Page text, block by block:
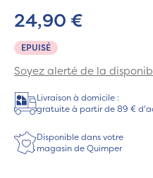
EPUISÉ
24,90 €
Soyez alerté de la
Livraison à domicile :
gratuite à partir de 89 €
Disponible dans votre
magasin de Quimper